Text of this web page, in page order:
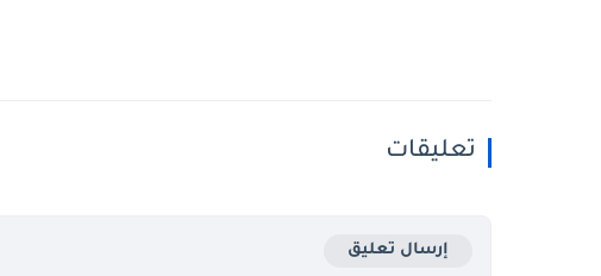
تعليقات
إرسال تعليق